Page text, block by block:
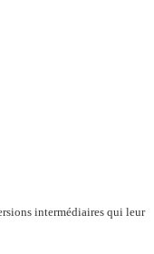
intermédiaires qui leur